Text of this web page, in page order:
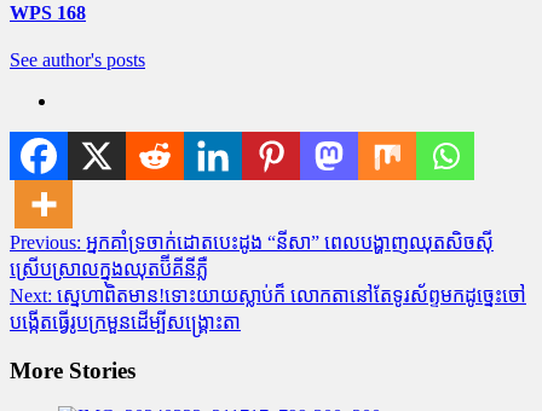
WPS 168
See author's posts
Post
navigation
Previous: អ្នកគាំទ្រចាក់ដោតបេះដូង “នីសា” ពេលបង្ហាញឈុតសិចស៊ី
ស្រេីបស្រាលក្នុងឈុតប៊ីគីនីភ្លឺ
Next: ស្នេហាពិតមាន!ទោះយាយស្លាប់ក៏ លោកតានៅតែទូរស័ព្ទមកដូច្នេះចៅ
បង្កើតធ្វេីរូបក្រមួនដើម្បីសង្គ្រោះតា
More Stories